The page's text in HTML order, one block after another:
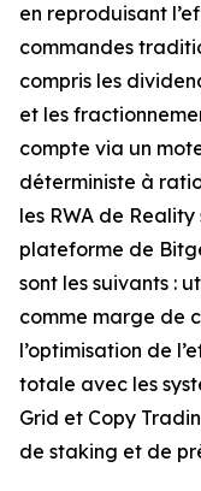
en reproduisant
commandes
compris les
et les
compte via un
déterministe à
les RWA de
plateforme de
sont les suivants :
comme marge de
l’optimisation de
totale avec les
Grid et Copy
de staking et de